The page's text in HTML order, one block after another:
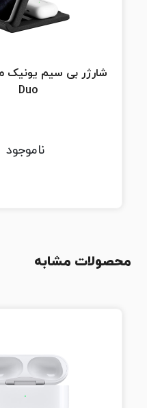
Duo
ناموجود
محصولات مشابه